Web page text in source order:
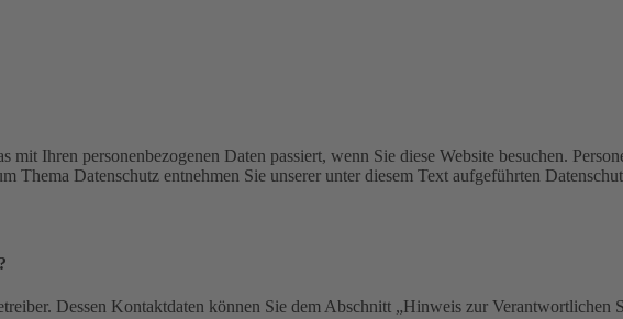
Ihren personenbezogenen Daten passiert, wenn Sie diese Website besuchen.
Datenschutz entnehmen Sie unserer unter diesem Text aufgeführten
Dessen Kontaktdaten können Sie dem Abschnitt „Hinweis zur Verantwortlichen